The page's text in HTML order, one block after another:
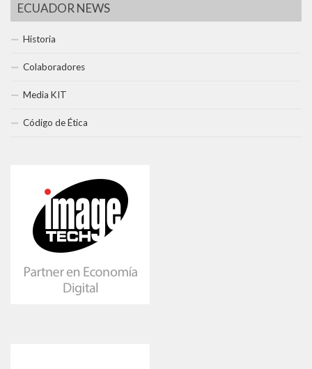
ECUADOR NEWS
Historia
Colaboradores
Media KIT
Código de Ética